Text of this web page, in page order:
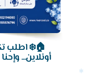
أونلاين...